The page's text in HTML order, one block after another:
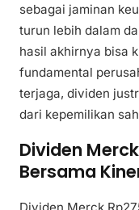
sebagai jaminan
turun lebih dalam
hasil akhirnya bisa
fundamental
terjaga, dividen
dari kepemilikan
Dividen
Bersama
Dividen Merck